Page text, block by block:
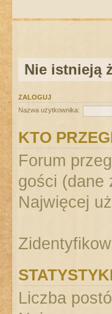
Nie istnieją
ZALOGUJ
Nazwa użytkownika:
KTO
Forum
gości (dane
Najwięcej
Liczba